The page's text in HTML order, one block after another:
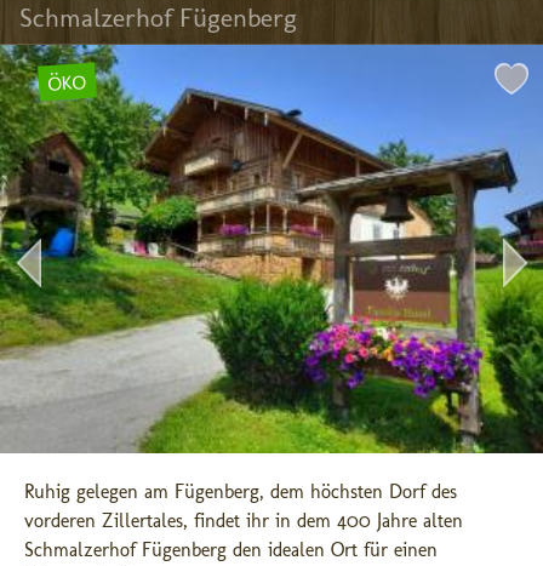
Schmalzerhof Fügenberg
ÖKO
Ruhig gelegen am Fügenberg, dem höchsten Dorf des
vorderen Zillertales, findet ihr in dem 400 Jahre alten
Schmalzerhof Fügenberg den idealen Ort für einen